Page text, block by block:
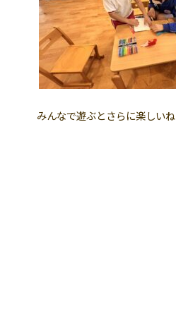
みんなで遊ぶとさらに楽しいね